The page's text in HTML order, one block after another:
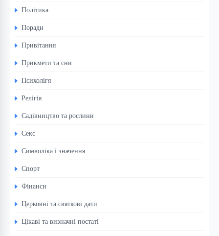
Політика
Поради
Привітання
Прикмети та сни
Психолігя
Релігія
Садівництво та рослини
Секс
Символіка і значення
Спорт
Фінанси
Церковні та святкові дати
Цікаві та визначні постаті